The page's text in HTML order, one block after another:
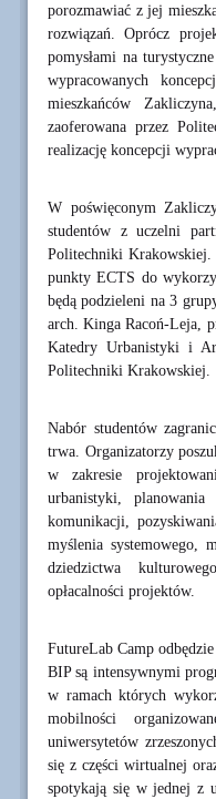
porozmawiać z jej
rozwiązań. Oprócz
pomysłami na
wypracowanych
mieszkańców
zaoferowana przez
realizację koncepcji
W poświęconym
studentów z uczelni
Politechniki Krakowskiej.
punkty ECTS do
będą podzieleni na 3
arch. Kinga Racoń-Leja,
Katedry Urbanistyki i
Politechniki Krakowskiej.
Nabór studentów
trwa. Organizatorzy
w zakresie
urbanistyki, planowania
komunikacji,
myślenia systemowego,
dziedzictwa
opłacalności projektów.
FutureLab Camp
BIP są intensywnymi
w ramach których
mobilności
uniwersytetów
się z części wirtualnej
spotykają się w jednej z